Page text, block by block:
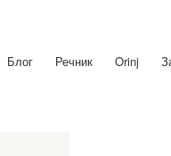
Блог Речник Orinj